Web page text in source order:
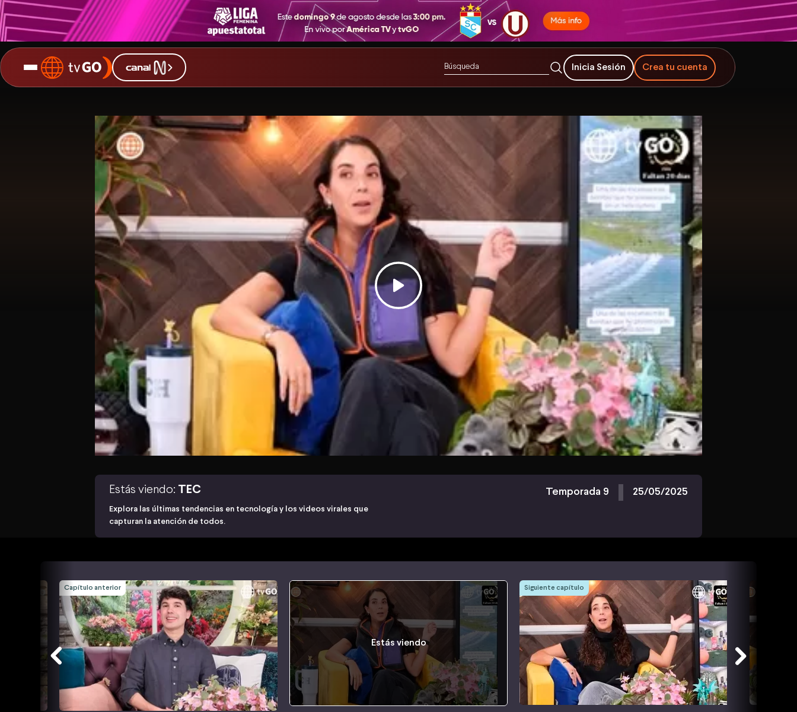
Inicia Sesión Crea tu cuenta
Estás viendo: TEC
Explora las últimas tendencias en tecnología y los videos virales que
capturan la atención de todos.
Temporada 9 25/05/2025
Capítulo anterior
Estás viendo
Siguiente capítulo